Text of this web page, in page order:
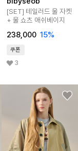
[SET] 테일러드 울 자켓
+ 울 쇼츠 애쉬베이지
238,000 15%
쿠폰
3